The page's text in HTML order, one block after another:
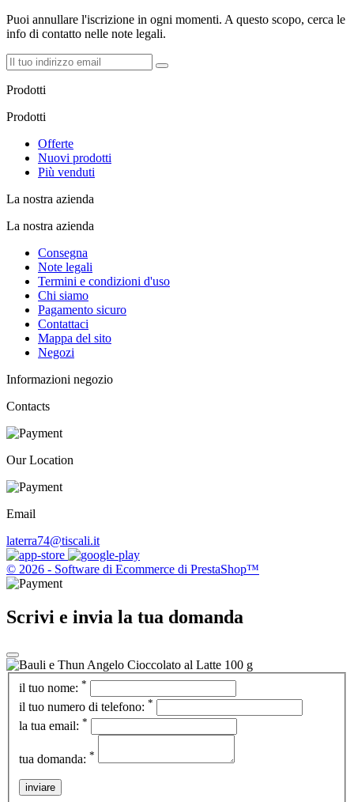
Puoi annullare l'iscrizione in ogni momenti. A questo scopo, cerca le
info di contatto nelle note legali.
Prodotti
Prodotti
Offerte
Nuovi prodotti
Più venduti
La nostra azienda
La nostra azienda
Consegna
Note legali
Termini e condizioni d'uso
Chi siamo
Pagamento sicuro
Contattaci
Mappa del sito
Negozi
Informazioni negozio
Contacts
Our Location
Email
laterra74@tiscali.it
© 2026 - Software di Ecommerce di PrestaShop™
Scrivi e invia la tua domanda
il tuo nome: *
il tuo numero di telefono: *
la tua email: *
tua domanda: *
inviare